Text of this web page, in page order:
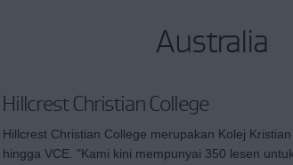
Australia
Hillcrest Christian College
Hillcrest Christian College merupakan Kolej
hingga VCE. "Kami kini mempunyai 350 lesen